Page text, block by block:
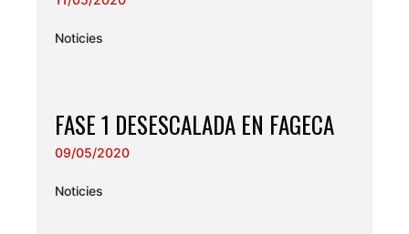
Noticies
FASE 1 DESESCALADA EN FAGECA
09/05/2020
Noticies